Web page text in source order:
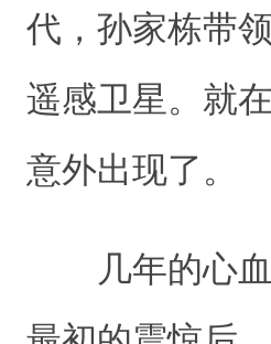
代，孙家栋带
遥感卫星。就
意外出现了。
几年的心血